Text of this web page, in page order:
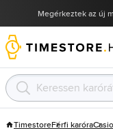
Megérkeztek az új
TimestoreFérfi karóra